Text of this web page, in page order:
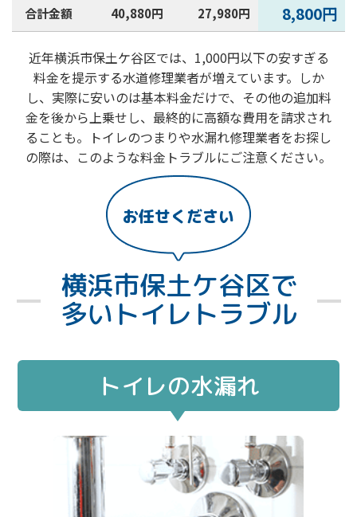
合計金額 40,880円 27,980円 8,800円
近年横浜市保土ケ谷区では、1,000円以下の安すぎる
料金を提示する水道修理業者が増えています。しか
し、実際に安いのは基本料金だけで、その他の追加料
金を後から上乗せし、最終的に高額な費用を請求され
ることも。トイレのつまりや水漏れ修理業者をお探し
の際は、このような料金トラブルにご注意ください。
お任せください
横浜市保土ケ谷区で
多いトイレトラブル
トイレの水漏れ